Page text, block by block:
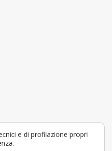
e di profilazione propri